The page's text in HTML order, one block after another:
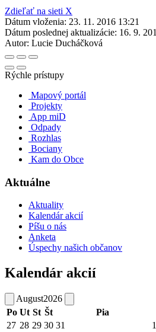
Zdieľať na sieti X
Dátum vloženia: 23. 11. 2016 13:21
Dátum poslednej aktualizácie: 16. 9.
Autor: Lucie Ducháčková
Rýchle prístupy
Mapový portál
Projekty
App miD
Odpady
Rozhlas
Bociany
Kam do Obce
Aktuálne
Aktuality
Kalendár akcií
Píšu o nás
Anketa
Úspechy našich občanov
Kalendár akcií
August2026
Po Ut St Št Pia
27 28 29 30 31 1